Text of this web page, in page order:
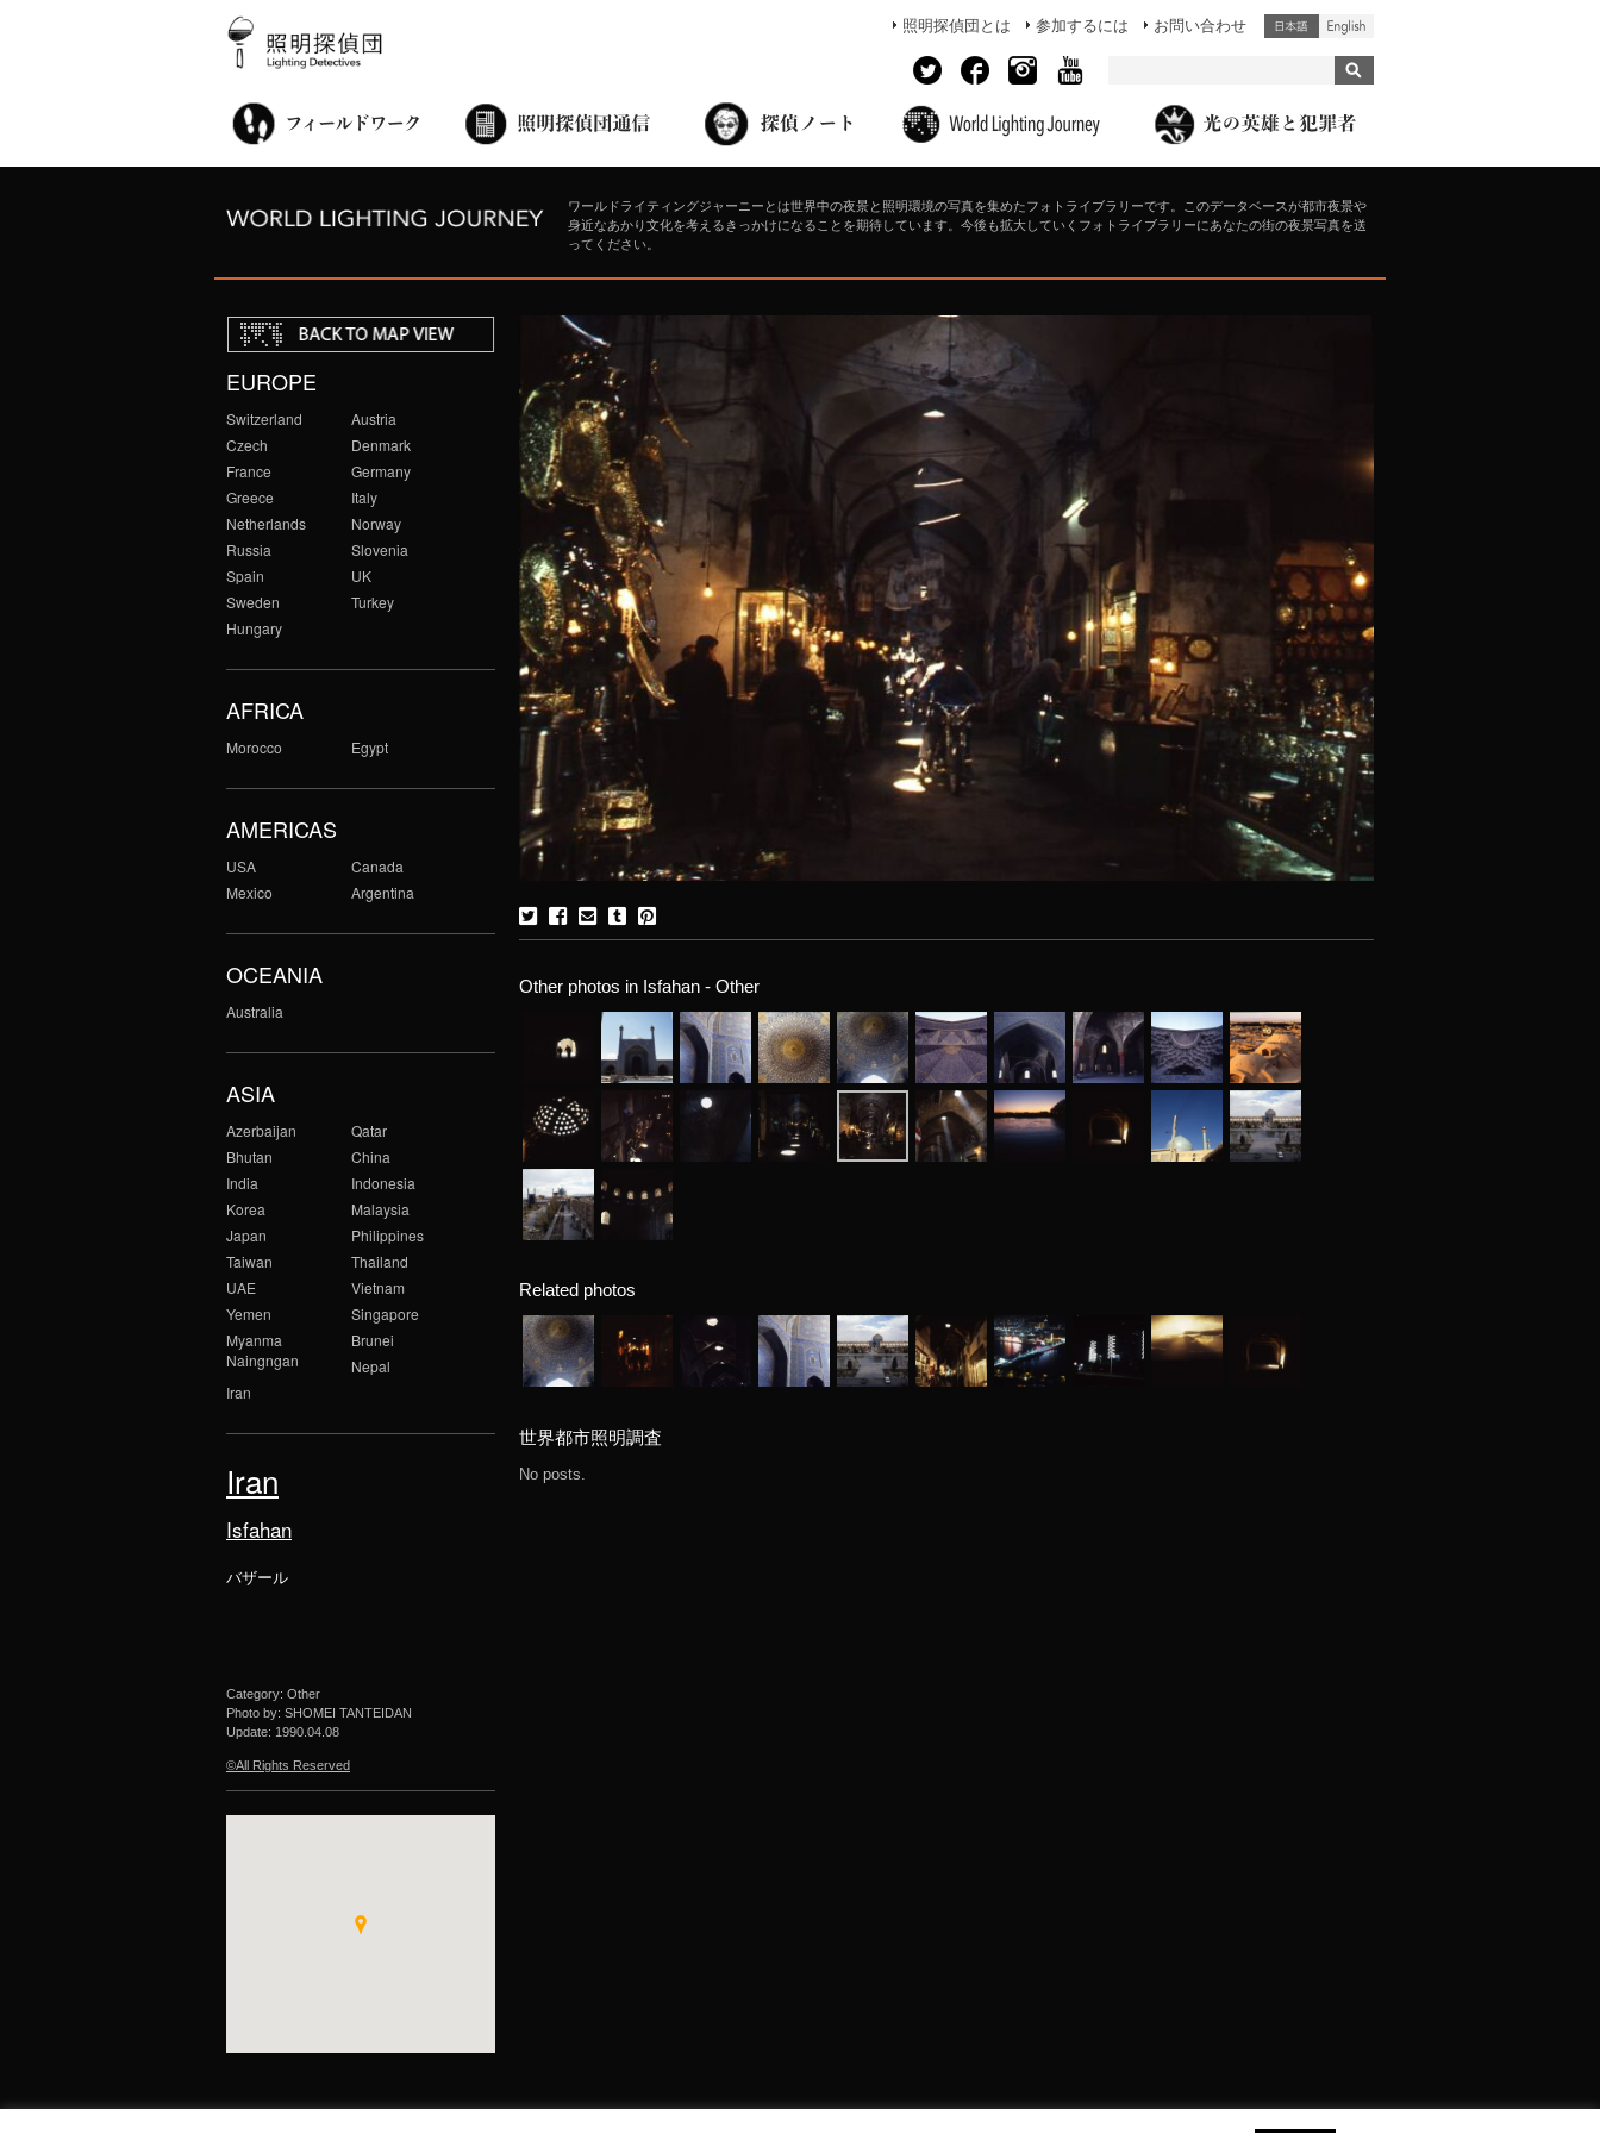
照明探偵団とは 参加するには お問い合わせ
ワールドライティングジャーニーとは世界中の夜景と照明環境の写真を集めたフォトライブラリーです。このデータベースが都市夜景や
身近なあかり文化を考えるきっかけになることを期待しています。今後も拡大していくフォトライブラリーにあなたの街の夜景写真を送
ってください。
EUROPE
Switzerland
Austria
Czech
Denmark
France
Germany
Greece
Italy
Netherlands
Norway
Russia
Slovenia
Spain
UK
Sweden
Turkey
Hungary
AFRICA
Morocco Egypt
AMERICAS
USA
Canada
Mexico
Argentina
OCEANIA
Australia
ASIA
Azerbaijan
Qatar
Bhutan
China
India
Indonesia
Korea
Malaysia
Japan
Philippines
Taiwan
Thailand
UAE
Vietnam
Yemen
Singapore
Myanma
Naingngan
Brunei
Nepal
Iran
Iran
Isfahan
バザール
Category: Other
Photo by: SHOMEI TANTEIDAN
Update: 1990.04.08
©All Rights Reserved
Other photos in Isfahan - Other
Related photos
世界都市照明調査
No posts.